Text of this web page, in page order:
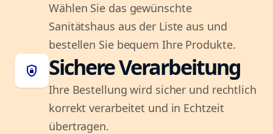
Wählen Sie das gewünschte
Sanitätshaus aus der Liste aus und
bestellen Sie bequem Ihre Produkte.
shield_lock Sichere Verarbeitung
Ihre Bestellung wird sicher und rechtlich
korrekt verarbeitet und in Echtzeit
übertragen.